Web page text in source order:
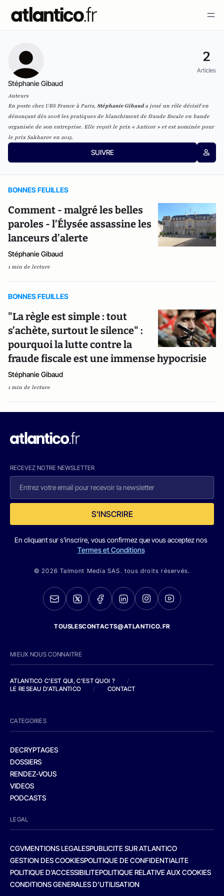
2
Articles
Stéphanie Gibaud
Auteurs
En poste chez UBS France à Paris, Stéphanie Gibauda joué un rôle décisif en
dénonçant dès 2008 les pratiques de blanchiment de fraude fiscale en bande
organisée de son entreprise. Elle reçoit le prix « Anticor » et est nominée pour
le prix Sakharov en 2015.
SUIVRE
BONNES FEUILLES
Comment - malgré les belles
paroles - l’Élysée assassine les
lanceurs d’alerte
Stéphanie Gibaud
1 min de lecture
BONNES FEUILLES
"La règle est simple : tout
s’achète, surtout le silence" :
pourquoi la lutte contre la
fraude fiscale est une immense hypocrisie
Stéphanie Gibaud
1 min de lecture
RECEVEZ NOTRE NEWSLETTER
S'INSCRIRE
En cliquant sur s'inscrire, vous confirmez que vous acceptez nos
Termes et Conditions
© 2026 Talmont Media SAS. tous droits réservés.
TOUSLESCONTACTS@ATLANTICO.FR
MIEUX NOUS CONNAITRE
ATLANTICO C'EST QUI, C'EST QUOI ?
/
LE RESEAU D'ATLANTICO
/ CONTACT
CATEGORIES
DECRYPTAGES
DOSSIERS
RENDEZ-VOUS
VIDEOS
PODCASTS
LEGAL
CGVMENTIONS LEGALESPUBLICITE SUR ATLANTICO
GESTION DES COOKIESPOLITIQUE DE CONFIDENTIALITE
POLITIQUE D’ACCESSIBILITEPOLITIQUE RELATIVE AUX COOKIES
CONDITIONS GENERALES D’UTILISATION